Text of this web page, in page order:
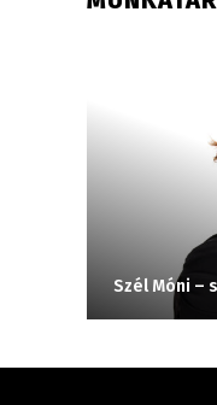
Szél Móni